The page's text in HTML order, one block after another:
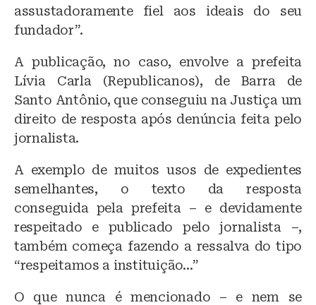
assustadoramente fiel aos ideais do seu
fundador”.
A publicação, no caso, envolve a prefeita
Lívia Carla (Republicanos), de Barra de
Santo Antônio, que conseguiu na Justiça um
direito de resposta após denúncia feita pelo
jornalista.
A exemplo de muitos usos de expedientes
semelhantes, o texto da resposta
conseguida pela prefeita – e devidamente
respeitado e publicado pelo jornalista –,
também começa fazendo a ressalva do tipo
“respeitamos a instituição…”
O que nunca é mencionado – e nem se